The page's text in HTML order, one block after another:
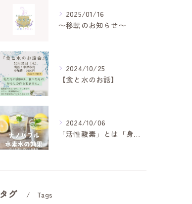
2025/01/16
～移転のお知らせ～
2024/10/25
【食と水のお話】⁡
2024/10/06
「活性酸素」とは「身体のサビ」のもとになるもの。
タグ Tags